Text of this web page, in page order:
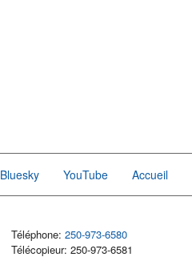
Bluesky YouTube Accueil
Téléphone: 250-973-6580
Télécopieur: 250-973-6581